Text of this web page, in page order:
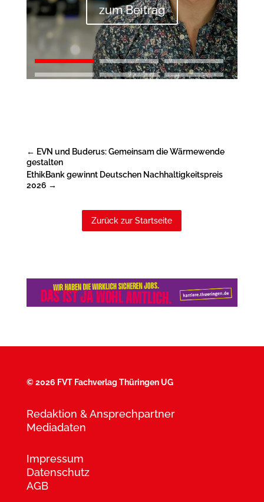
zum Beitrag
← EVN und Buderus: Gemeinsam die Wärmewende
gestalten
EthikBank gewinnt Deutschen Nachhaltigkeitspreis
2026 →
Zurück zur Startseite
©2026 FVT Fachverlag Thüringen UG
Redaktion & Ansprechpartner
Mediadaten
Impressum
Datenschutz
AGB